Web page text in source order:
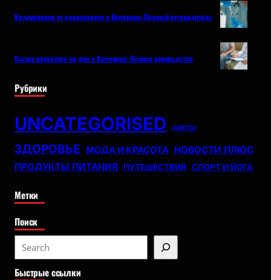
Кодирование от алкоголизма в Кемерово: Полный путеводитель
Вызов нарколога на дом в Кемерово: Полное руководство
Рубрики
UNCATEGORISED ДИЕТЫ
ЗДОРОВЬЕ МОДА И КРАСОТА НОВОСТИ ПЛЮС
ПРОДУКТЫ ПИТАНИЯ
ПУТЕШЕСТВИЯ СПОРТ И ЙОГА
Метки
Поиск
e
a
Быстрые ссылки